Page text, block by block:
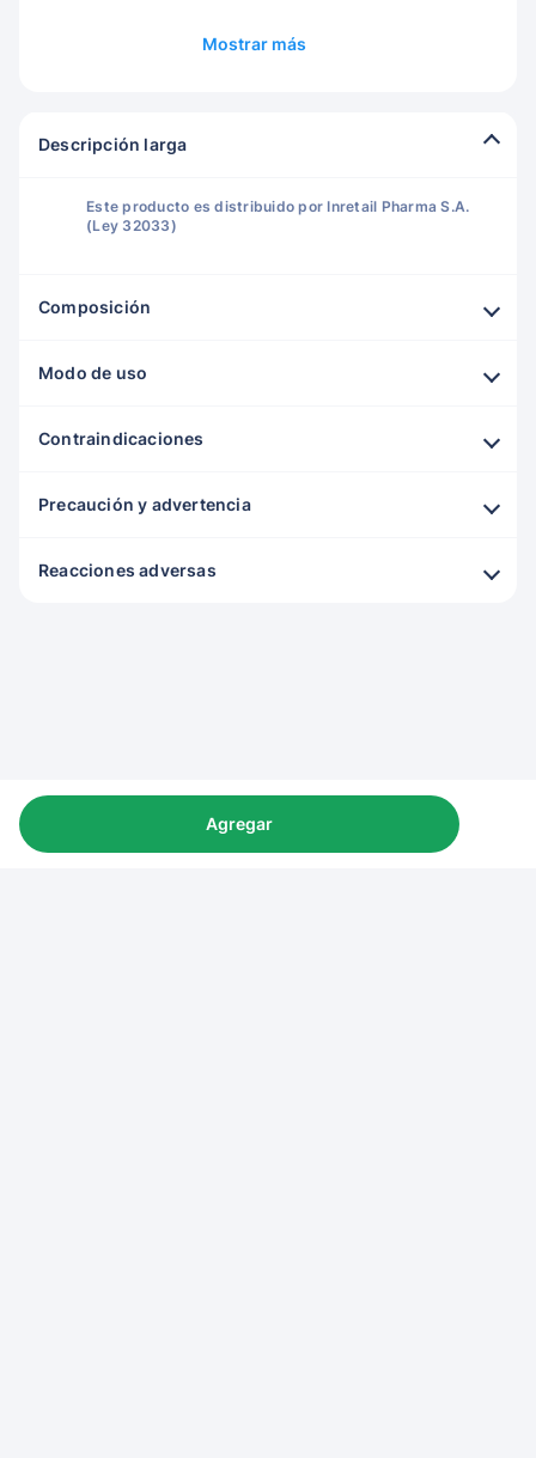
Mostrar más
Descripción larga
Este producto es distribuido por Inretail Pharma S.A.
(Ley 32033)
Composición
Modo de uso
Contraindicaciones
Precaución y advertencia
Reacciones adversas
Agregar